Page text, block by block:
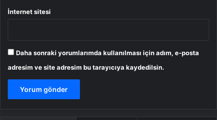
İnternet sitesi
Daha sonraki yorumlarımda kullanılması için adım, e-posta
adresim ve site adresim bu tarayıcıya kaydedilsin.